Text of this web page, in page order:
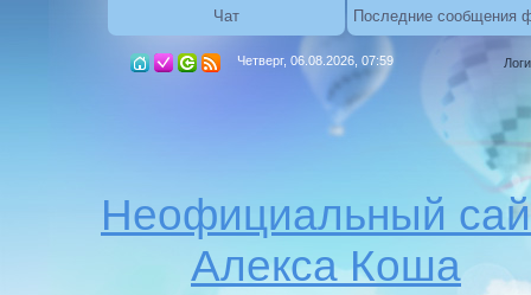
Чат Последние сообщения
Четверг, 06.08.2026, 07:59
Неофициальный
Алекса Коша